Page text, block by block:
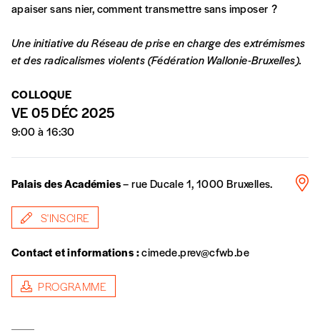
Les mots de passe ne correspondent pas
INSCRIPTION
*champs obligatoires
NB: Vous pouvez choisir de participer
avoir reçu plusieurs numéros. Ce paiement
n’est pas indispensable. Il marque votre
NOS
FORMULES
Abonnement
20€*
apaiser sans nier, comment transmettre sans imposer ?
Une initiative du Réseau de prise en charge des extrémismes
et des radicalismes violents (Fédération Wallonie-Bruxelles).
COLLOQUE
VE 05 DÉC 2025
9:00 à 16:30
Palais des Académies–rue Ducale 1, 1000 Bruxelles.
S'INSCIRE
Contact et informations :cimede.prev@cfwb.be
PROGRAMME